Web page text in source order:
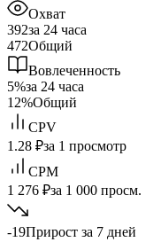
Охват
392за 24 часа
472Общий
Вовлеченность
5%за 24 часа
12%Общий
CPV
1.28 ₽за 1 просмотр
CPM
1 276 ₽за 1 000 просм.
-19Прирост за 7 дней